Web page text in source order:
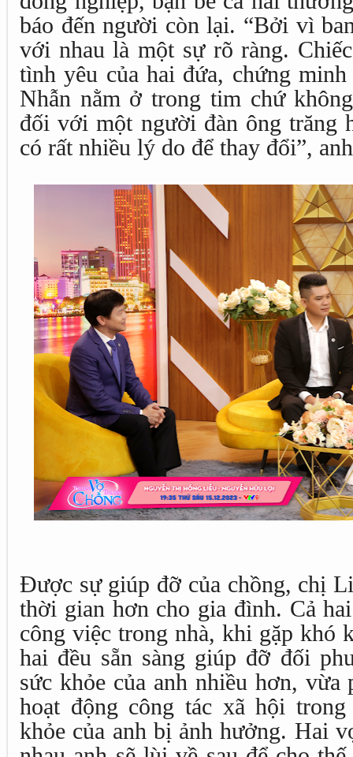
báo đến người còn lại. “Bởi vì
với nhau là một sự rõ ràng.
tình yêu của hai đứa, chứng
Nhẫn nằm ở trong tim chứ
đối với một người đàn ông trăng
có rất nhiều lý do để thay đổi”,
Được sự giúp đỡ của chồng, chị
thời gian hơn cho gia đình. Cả
công việc trong nhà, khi gặp khó
hai đều sẵn sàng giúp đỡ đối
sức khỏe của anh nhiều hơn,
hoạt động công tác xã hội
khỏe của anh bị ảnh hưởng. Hai